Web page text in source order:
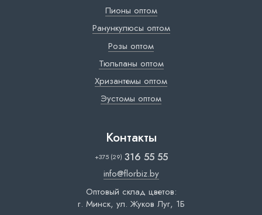
Пионы оптом
Ранункулюсы оптом
Розы оптом
Тюльпаны оптом
Хризантемы оптом
Эустомы оптом
Контакты
+375 (29) 316 55 55
info@florbiz.by
Оптовый склад цветов:
г. Минск, ул. Жуков Луг, 1Б